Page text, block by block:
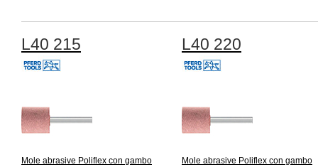
L40 215
Mole abrasive Poliflex con gambo
L40 220
Mole abrasive Poliflex con gambo